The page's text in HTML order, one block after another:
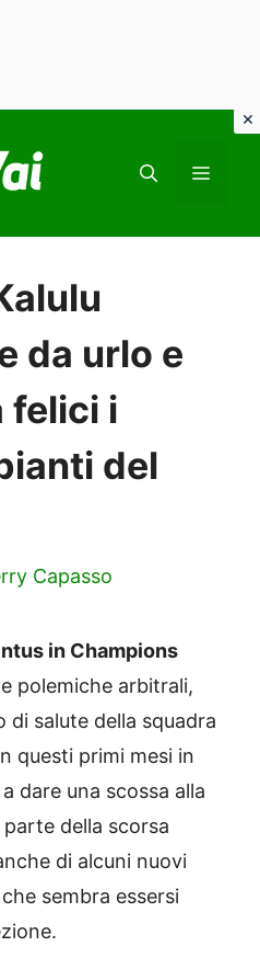
da urlo e
felici i
del
Capasso
in Champions
polemiche arbitrali,
di salute della squadra
questi primi mesi in
dare una scossa alla
parte della scorsa
di alcuni nuovi
sembra essersi